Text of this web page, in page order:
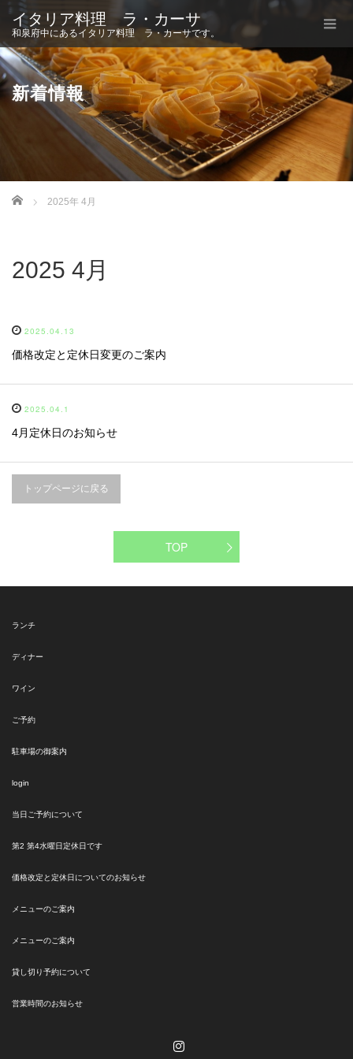
イタリア料理 ラ・カーサ
和泉府中にあるイタリア料理 ラ・カーサです。
新着情報
Home 2025年 4月
2025 4月
2025.04.13
価格改定と定休日変更のご案内
2025.04.1
4月定休日のお知らせ
トップページに戻る
TOP
ランチ
ディナー
ワイン
ご予約
駐車場の御案内
login
当日ご予約について
第2 第4水曜日定休日です
価格改定と定休日についてのお知らせ
メニューのご案内
メニューのご案内
貸し切り予約について
営業時間のお知らせ